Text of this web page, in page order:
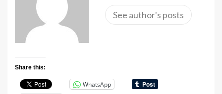
See author's posts
Share this:
WhatsApp